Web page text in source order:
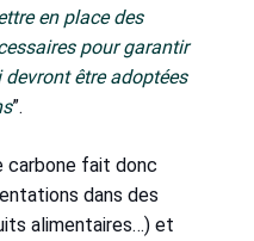
en place des
pour garantir
être adoptées
”.
carbone fait donc
dans des
alimentaires…) et